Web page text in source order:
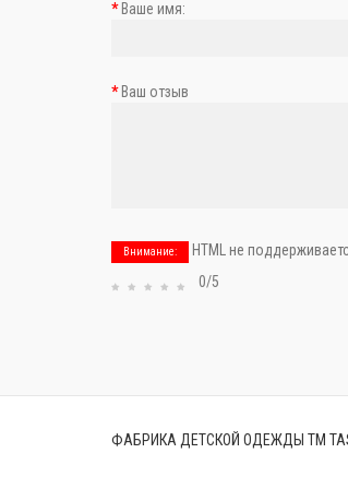
Ваше имя:
Ваш отзыв
Внимание:
HTML не
0/5
ФАБРИКА ДЕТСКОЙ ОДЕЖДЫ ТМ